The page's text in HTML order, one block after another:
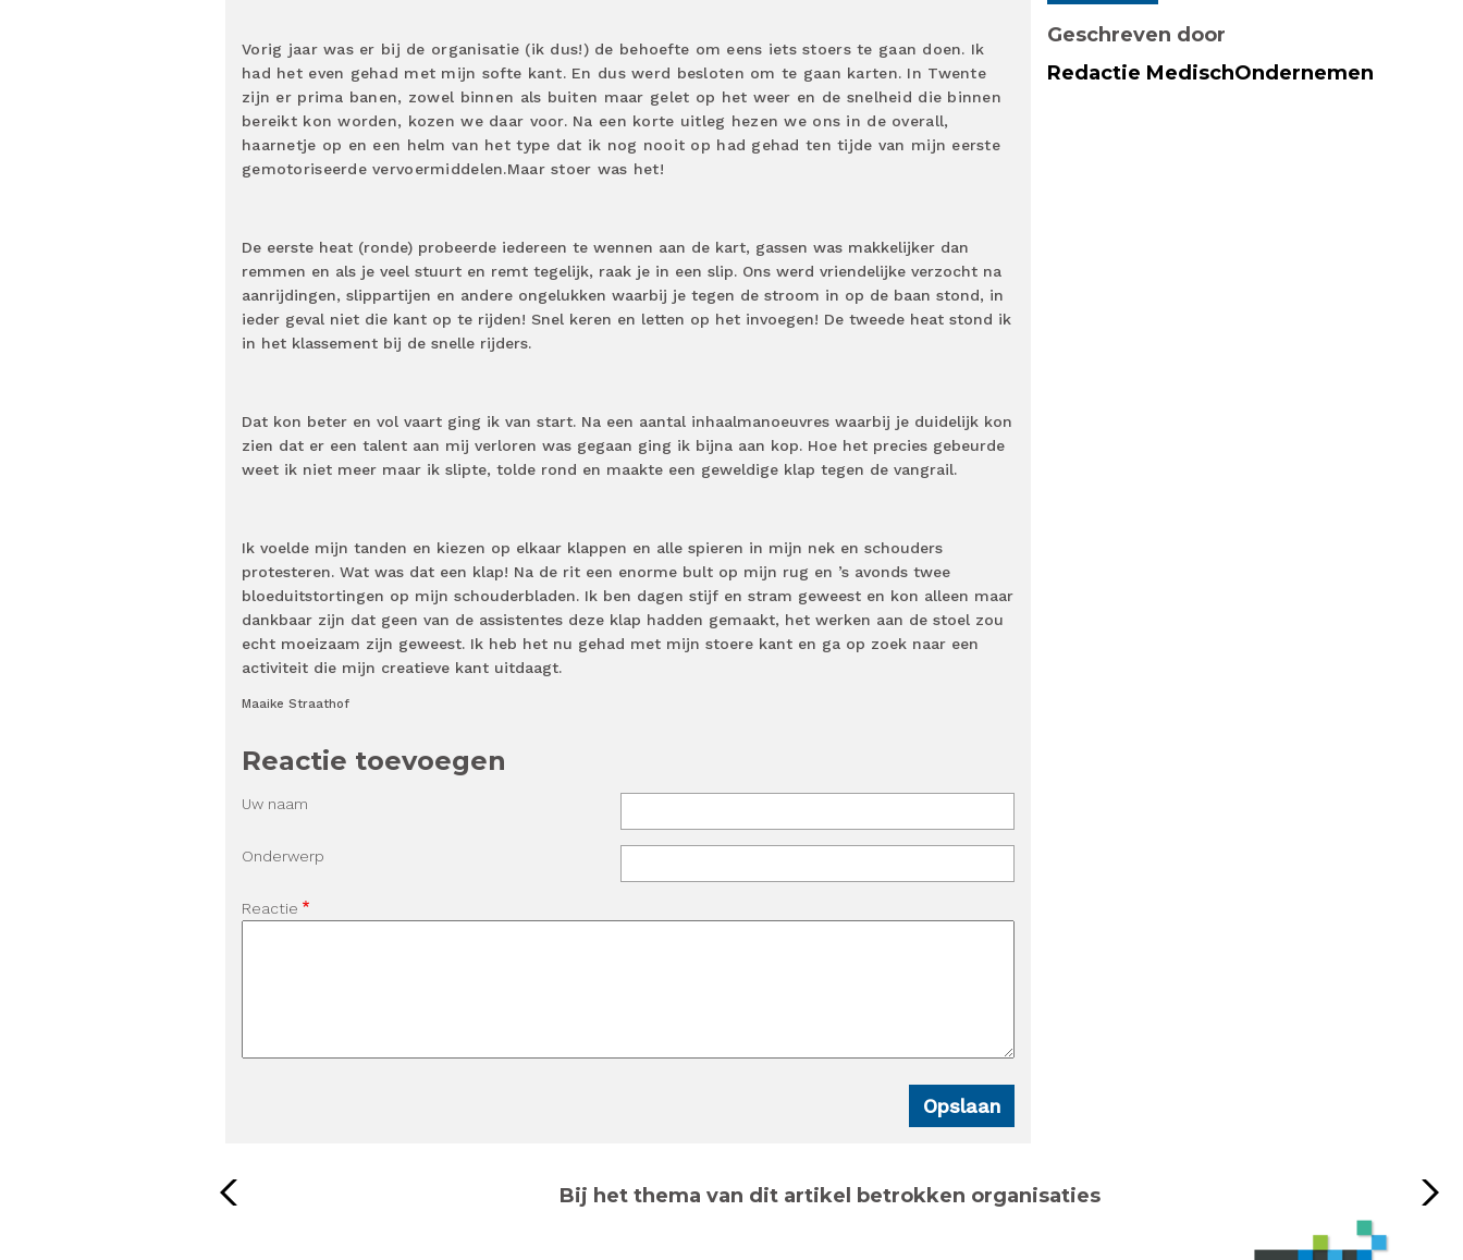
Vorig jaar was er bij de organisatie (ik dus!) de behoefte om eens iets stoers te gaan doen. Ik
had het even gehad met mijn softe kant. En dus werd besloten om te gaan karten. In Twente
zijn er prima banen, zowel binnen als buiten maar gelet op het weer en de snelheid die binnen
bereikt kon worden, kozen we daar voor. Na een korte uitleg hezen we ons in de overall,
haarnetje op en een helm van het type dat ik nog nooit op had gehad ten tijde van mijn eerste
gemotoriseerde vervoermiddelen.Maar stoer was het!
De eerste heat (ronde) probeerde iedereen te wennen aan de kart, gassen was makkelijker dan
remmen en als je veel stuurt en remt tegelijk, raak je in een slip. Ons werd vriendelijke verzocht na
aanrijdingen, slippartijen en andere ongelukken waarbij je tegen de stroom in op de baan stond, in
ieder geval niet die kant op te rijden! Snel keren en letten op het invoegen! De tweede heat stond ik
in het klassement bij de snelle rijders.
Dat kon beter en vol vaart ging ik van start. Na een aantal inhaalmanoeuvres waarbij je duidelijk kon
zien dat er een talent aan mij verloren was gegaan ging ik bijna aan kop. Hoe het precies gebeurde
weet ik niet meer maar ik slipte, tolde rond en maakte een geweldige klap tegen de vangrail.
Ik voelde mijn tanden en kiezen op elkaar klappen en alle spieren in mijn nek en schouders
protesteren. Wat was dat een klap! Na de rit een enorme bult op mijn rug en ’s avonds twee
bloeduitstortingen op mijn schouderbladen. Ik ben dagen stijf en stram geweest en kon alleen maar
dankbaar zijn dat geen van de assistentes deze klap hadden gemaakt, het werken aan de stoel zou
echt moeizaam zijn geweest. Ik heb het nu gehad met mijn stoere kant en ga op zoek naar een
activiteit die mijn creatieve kant uitdaagt.
Maaike Straathof
Reactie toevoegen
Uw naam
Onderwerp
Reactie
Geschreven door
Redactie MedischOndernemen
Bij het thema van dit artikel betrokken organisaties